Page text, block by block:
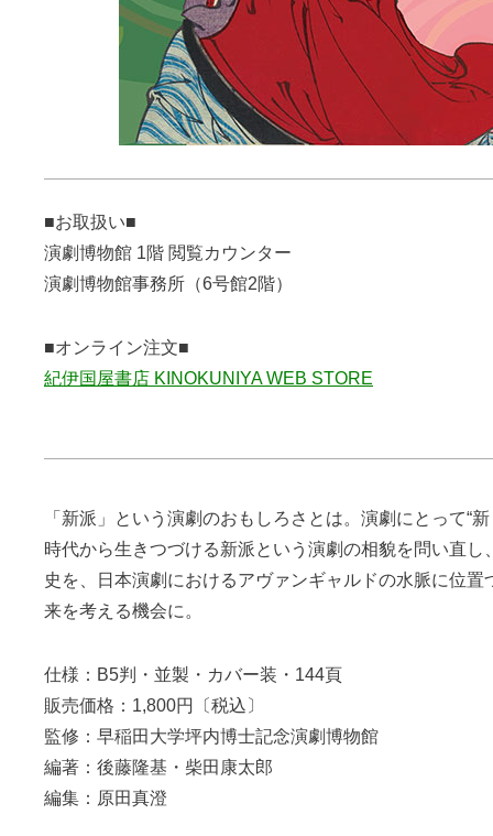
■お取扱い■
演劇博物館 1階 閲覧カウンター
演劇博物館事務所（6号館2階）
■オンライン注文■
紀伊国屋書店 KINOKUNIYA WEB STORE
「新派」という演劇のおもしろさとは。演劇にとって“
時代から生きつづける新派という演劇の相貌を問い直し
史を、日本演劇におけるアヴァンギャルドの水脈に位置
来を考える機会に。
仕様：B5判・並製・カバー装・144頁
販売価格：1,800円〔税込〕
監修：早稲田大学坪内博士記念演劇博物館
編著：後藤隆基・柴田康太郎
編集：原田真澄